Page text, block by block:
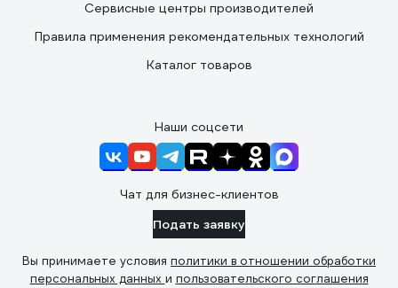
Сервисные центры производителей
Правила применения рекомендательных технологий
Каталог товаров
Наши соцсети
Чат для бизнес-клиентов
Подать заявку
Вы принимаете условия политики в отношении обработки
персональных данных и пользовательского соглашения